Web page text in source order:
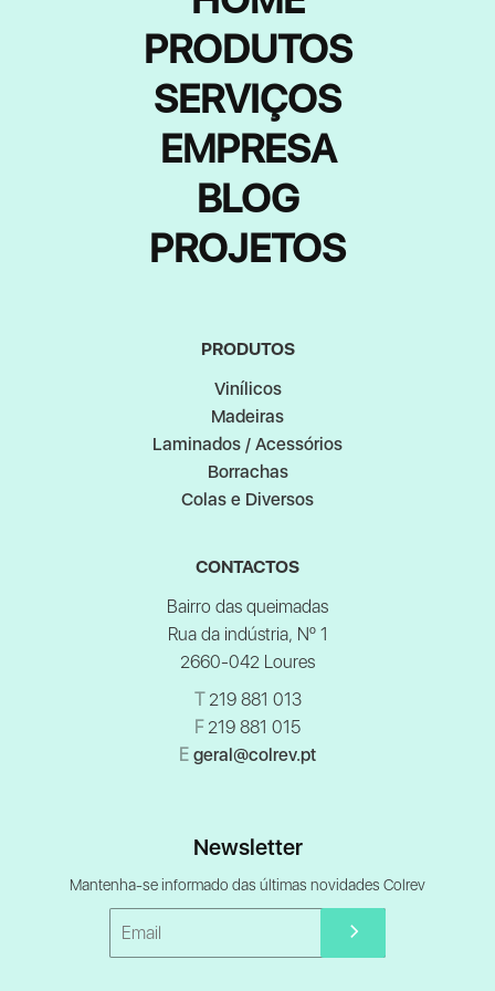
PRODUTOS
SERVIÇOS
EMPRESA
BLOG
PROJETOS
PRODUTOS
Vinílicos
Madeiras
Laminados / Acessórios
Borrachas
Colas e Diversos
CONTACTOS
Bairro das queimadas
Rua da indústria, Nº 1
2660-042 Loures
T219 881 013
F219 881 015
E geral@colrev.pt
Newsletter
Mantenha-se informado das últimas novidades Colrev